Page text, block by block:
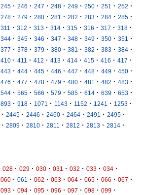
245 · 246 · 247 · 248 · 249 · 250 · 251 · 252 ·
278 · 279 · 280 · 281 · 282 · 283 · 284 · 285 ·
311 · 312 · 313 · 314 · 315 · 316 · 317 · 318 ·
344 · 345 · 346 · 347 · 348 · 349 · 350 · 351 ·
377 · 378 · 379 · 380 · 381 · 382 · 383 · 384 ·
410 · 411 · 412 · 413 · 414 · 415 · 416 · 417 ·
443 · 444 · 445 · 446 · 447 · 448 · 449 · 450 ·
476 · 477 · 478 · 479 · 480 · 481 · 482 · 483 ·
544 · 565 · 566 · 579 · 585 · 614 · 639 · 653 ·
893 · 918 · 1071 · 1143 · 1152 · 1241 · 1253 ·
· 2445 · 2446 · 2460 · 2464 · 2491 · 2495 ·
· 2809 · 2810 · 2811 · 2812 · 2813 · 2814 ·
028 · 029 · 030 · 031 · 032 · 033 · 034 ·
060 · 061 · 062 · 063 · 064 · 065 · 066 · 067 ·
093 · 094 · 095 · 096 · 097 · 098 · 099 ·